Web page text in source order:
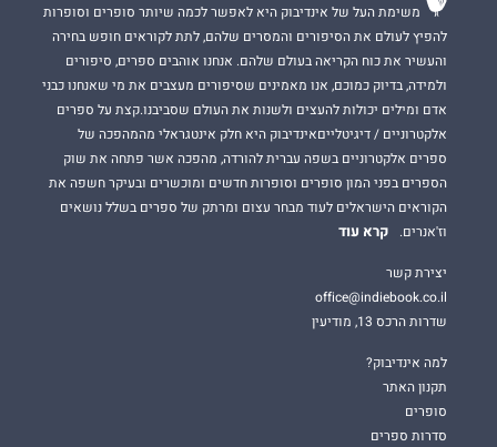
משימת העל של אינדיבוק היא לאפשר לכמה שיותר סופרים וסופרות
להפיץ לעולם את הסיפורים והמסרים שלהם, לתת לקוראים חופש בחירה
והעשיר את כוח הקריאה בעולם שלהם. אנחנו אוהבים ספרים, סיפורים
ולמידה, בדיוק כמוכם, אנו מאמינים שסיפורים מעצבים את מי שאנחנו כבני
אדם ומילים יכולות להעצים ולשנות את העולם שסביבנו.קצת על ספרים
אלקטרוניים / דיגיטלייםאינדיבוק היא חלק אינטגראלי מהמהפכה של
ספרים אלקטרוניים בשפה עברית להורדה, מהפכה אשר פתחה את שוק
הספרים בפני המון סופרים וסופרות חדשים ומוכשרים ובעיקר חשפה את
הקוראים הישראלים לעוד מבחר עצום ומרתק של ספרים בשלל נושאים
וז'אנרים.
קרא עוד
יצירת קשר
office@indiebook.co.il
שדרות הרכס 13, מודיעין
למה אינדיבוק?
תקנון האתר
סופרים
סדרות ספרים